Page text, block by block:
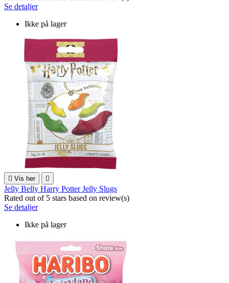
Se detaljer
Ikke på lager
 Vis her 
Jelly Belly Harry Potter Jelly Slugs
Rated out of 5 stars based on review(s)
Se detaljer
Ikke på lager